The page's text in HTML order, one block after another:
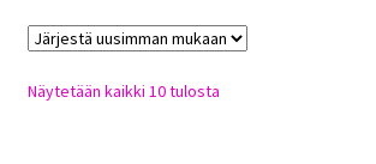
Näytetään kaikki 10 tulostaSorted